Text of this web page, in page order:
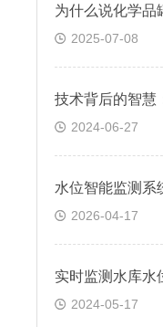
2025-07-08
2024-06-27
2026-04-17
2024-05-17